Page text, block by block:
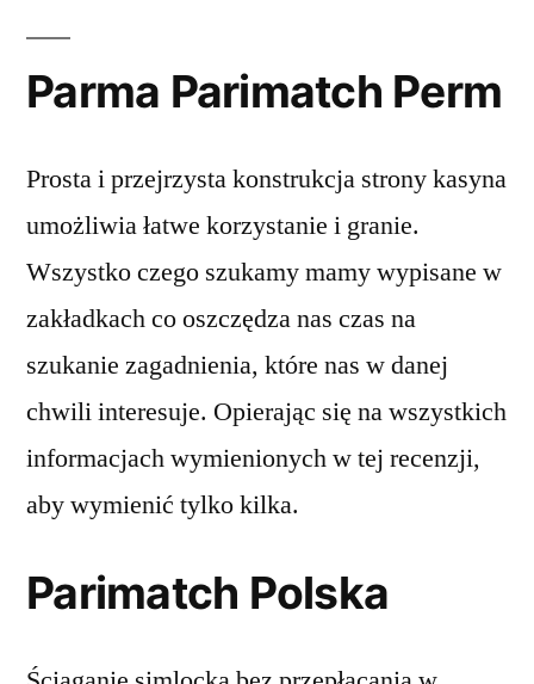
Parma Parimatch Perm
Prosta i przejrzysta konstrukcja strony kasyna
umożliwia łatwe korzystanie i granie.
Wszystko czego szukamy mamy wypisane w
zakładkach co oszczędza nas czas na
szukanie zagadnienia, które nas w danej
chwili interesuje. Opierając się na wszystkich
informacjach wymienionych w tej recenzji,
aby wymienić tylko kilka.
Parimatch Polska